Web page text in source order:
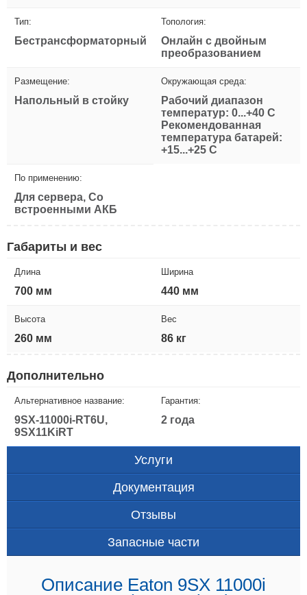
Тип:
Бестрансформаторный
Топология:
Онлайн с двойным
преобразованием
Размещение:
Напольный в стойку
Окружающая среда:
Рабочий диапазон
температур: 0...+40 С
Рекомендованная
температура батарей:
+15...+25 С
По применению:
Для сервера, Со
встроенными АКБ
Габариты и вес
Длина
700 мм
Ширина
440 мм
Высота
260 мм
Вес
86 кг
Дополнительно
Альтернативное название:
9SX-11000i-RT6U,
9SX11KiRT
Гарантия:
2 года
Услуги
Документация
Отзывы
Запасные части
Описание Eaton 9SX 11000i